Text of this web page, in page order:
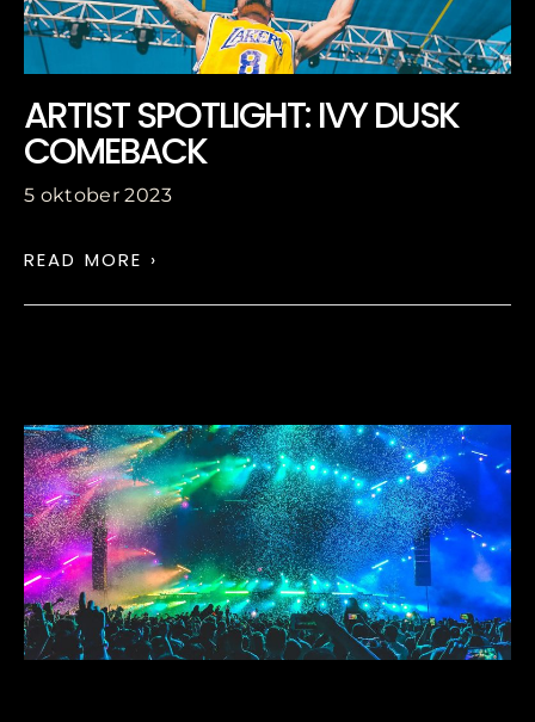
ARTIST SPOTLIGHT: IVY DUSK
COMEBACK
5 oktober 2023
READ MORE ›